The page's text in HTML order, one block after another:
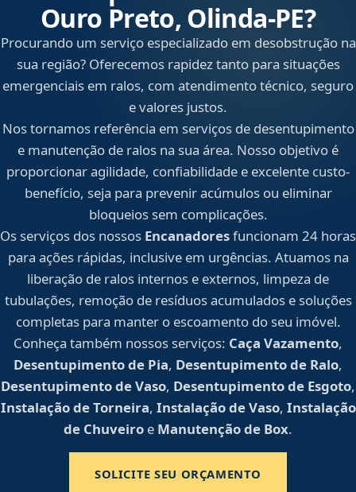
Ouro Preto, Olinda‑PE?
Procurando um serviço especializado em desobstrução na
sua região? Oferecemos rapidez tanto para situações
emergenciais em ralos, com atendimento técnico, seguro
e valores justos.
Nos tornamos referência em serviços de desentupimento
e manutenção de ralos na sua área. Nosso objetivo é
proporcionar agilidade, confiabilidade e excelente custo-
benefício, seja para prevenir acúmulos ou eliminar
bloqueios sem complicações.
Os serviços dos nossos Encanadoresfuncionam 24 horas
para ações rápidas, inclusive em urgências. Atuamos na
liberação de ralos internos e externos, limpeza de
tubulações, remoção de resíduos acumulados e soluções
completas para manter o escoamento do seu imóvel.
Conheça também nossos serviços: Caça Vazamento,
Desentupimento de Pia, Desentupimento de Ralo,
Desentupimento de Vaso, Desentupimento de Esgoto,
Instalação de Torneira, Instalação de Vaso, Instalação
de Chuveiro e Manutenção de Box.
SOLICITE SEU ORÇAMENTO